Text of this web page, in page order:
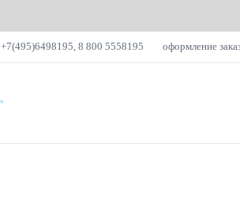
+7(495)6498195, 8 800 5558195 оформление